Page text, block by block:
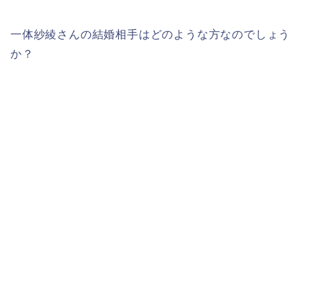
一体紗綾さんの結婚相手はどのような方なのでしょう
か？